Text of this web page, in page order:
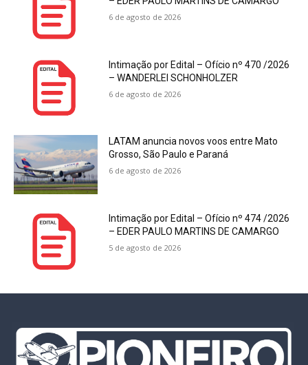
6 de agosto de 2026
Intimação por Edital – Ofício nº 470 /2026
– WANDERLEI SCHONHOLZER
6 de agosto de 2026
LATAM anuncia novos voos entre Mato
Grosso, São Paulo e Paraná
6 de agosto de 2026
Intimação por Edital – Ofício nº 474 /2026
– EDER PAULO MARTINS DE CAMARGO
5 de agosto de 2026